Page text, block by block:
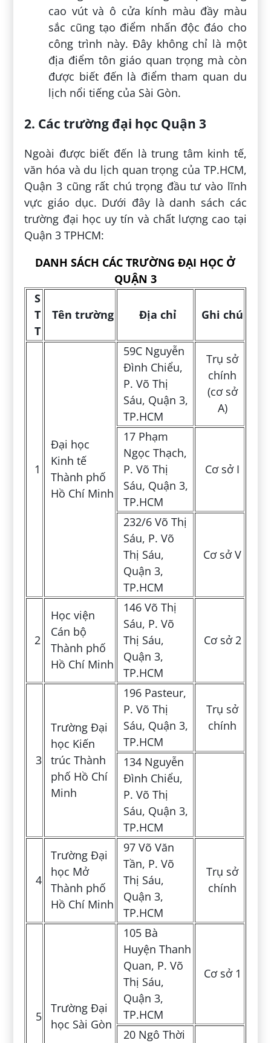
cao vút và ô cửa kính màu đầy màu
sắc cũng tạo điểm nhấn độc đáo cho
công trình này. Đây không chỉ là một
địa điểm tôn giáo quan trọng mà còn
được biết đến là điểm tham quan du
lịch nổi tiếng của Sài Gòn.
2. Các trường đại học Quận 3
Ngoài được biết đến là trung tâm kinh tế,
văn hóa và du lịch quan trọng của TP.HCM,
Quận 3 cũng rất chú trọng đầu tư vào lĩnh
vực giáo dục. Dưới đây là danh sách các
trường đại học uy tín và chất lượng cao tại
Quận 3 TPHCM:
DANH SÁCH CÁC TRƯỜNG ĐẠI HỌC Ở
QUẬN 3
S
T
T
Tên trường Địa chỉ Ghi chú
1
Đại học
Kinh tế
Thành phố
Hồ Chí Minh
59C Nguyễn
Đình Chiểu,
P. Võ Thị
Sáu, Quận 3,
TP.HCM
Trụ sở
chính
(cơ sở
A)
17 Phạm
Ngọc Thạch,
P. Võ Thị
Sáu, Quận 3,
TP.HCM
Cơ sở I
232/6 Võ Thị
Sáu, P. Võ
Thị Sáu,
Quận 3,
TP.HCM
Cơ sở V
2
Học viện
Cán bộ
Thành phố
Hồ Chí Minh
146 Võ Thị
Sáu, P. Võ
Thị Sáu,
Quận 3,
TP.HCM
Cơ sở 2
3
Trường Đại
học Kiến
trúc Thành
phố Hồ Chí
Minh
196 Pasteur,
P. Võ Thị
Sáu, Quận 3,
TP.HCM
Trụ sở
chính
134 Nguyễn
Đình Chiểu,
P. Võ Thị
Sáu, Quận 3,
TP.HCM
4
Trường Đại
học Mở
Thành phố
Hồ Chí Minh
97 Võ Văn
Tần, P. Võ
Thị Sáu,
Quận 3,
TP.HCM
Trụ sở
chính
5
Trường Đại
học Sài Gòn
105 Bà
Huyện Thanh
Quan, P. Võ
Thị Sáu,
Quận 3,
TP.HCM
Cơ sở 1
20 Ngô Thời